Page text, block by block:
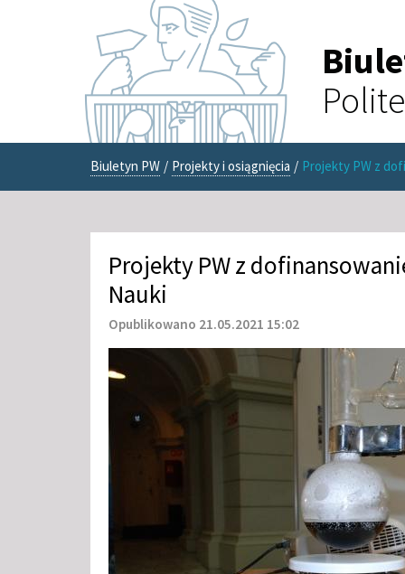
Biuletyn PW / Projekty i osiągnięcia / Projekty PW z
Projekty PW z
Nauki
Opublikowano 21.05.2021 15:02